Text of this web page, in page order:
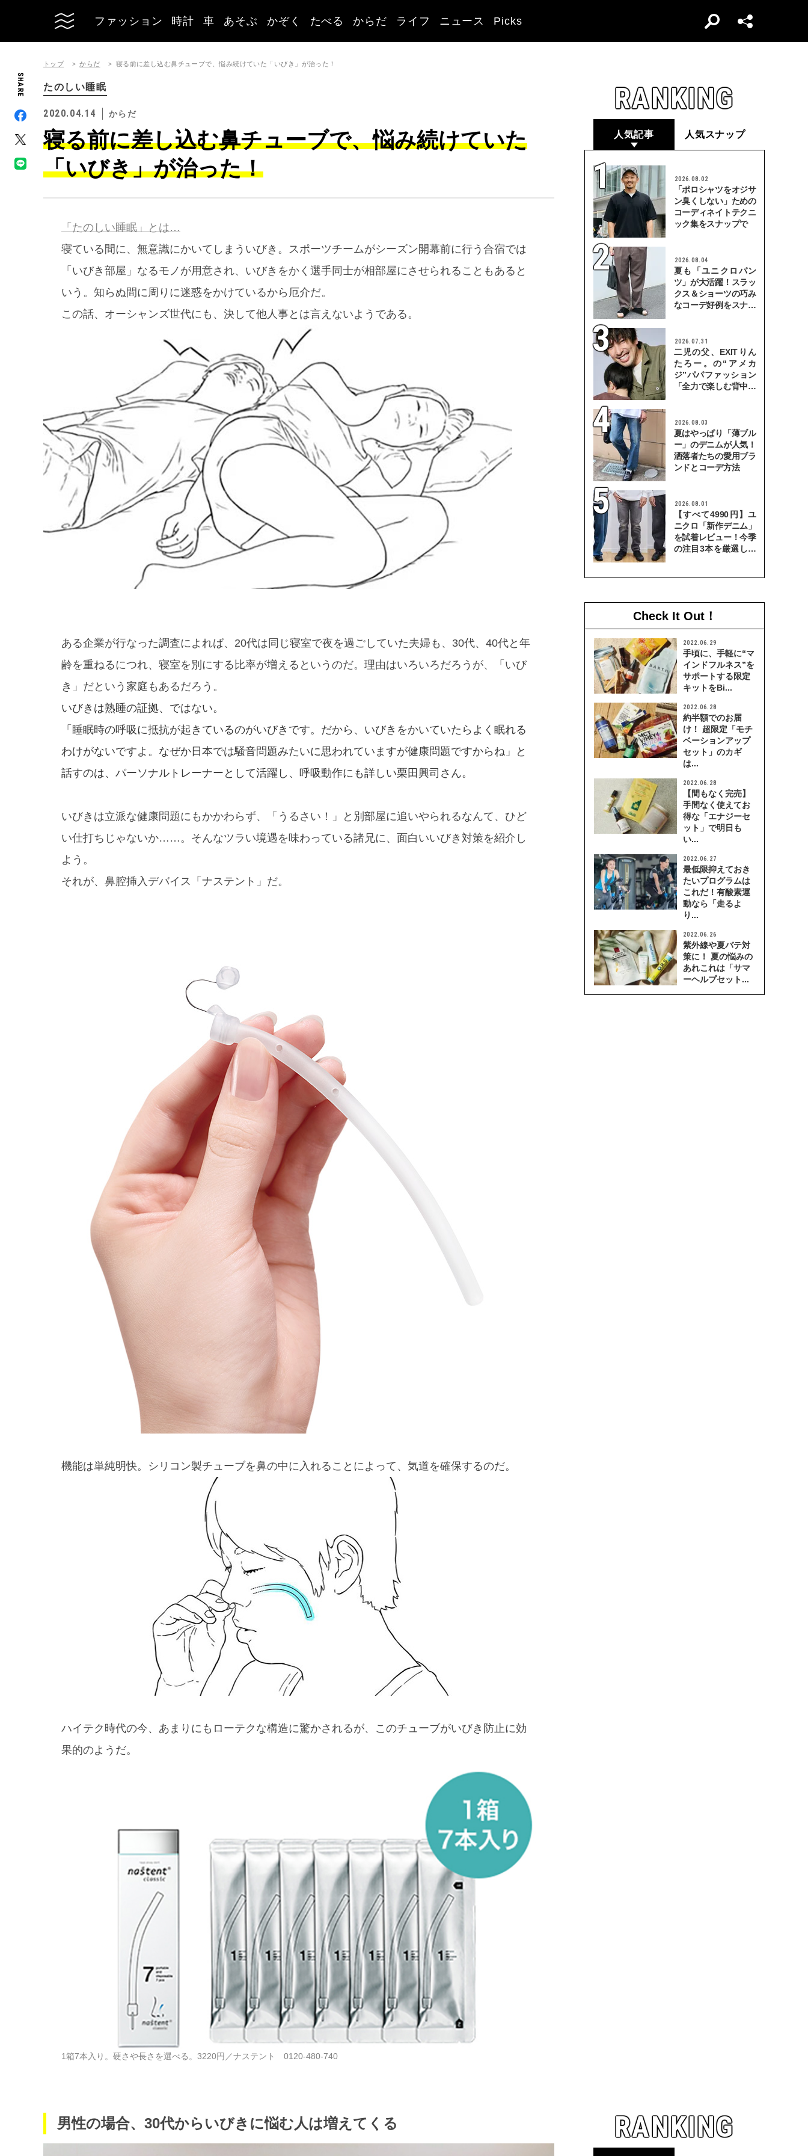
ファッション 時計 車 あそぶ かぞく たべる からだ ライフ ニュース Picks
SHARE
トップ からだ 寝る前に差し込む鼻チューブで、悩み続けていた「いびき」が治った！
たのしい睡眠
2020.04.14 からだ
寝る前に差し込む鼻チューブで、悩み続けていた
「いびき」が治った！
「たのしい睡眠」とは…
寝ている間に、無意識にかいてしまういびき。スポーツチームがシーズン開幕前に行う合宿では
「いびき部屋」なるモノが用意され、いびきをかく選手同士が相部屋にさせられることもあると
いう。知らぬ間に周りに迷惑をかけているから厄介だ。
この話、オーシャンズ世代にも、決して他人事とは言えないようである。
ある企業が行なった調査によれば、20代は同じ寝室で夜を過ごしていた夫婦も、30代、40代と年
齢を重ねるにつれ、寝室を別にする比率が増えるというのだ。理由はいろいろだろうが、「いび
き」だという家庭もあるだろう。
いびきは熟睡の証拠、ではない。
「睡眠時の呼吸に抵抗が起きているのがいびきです。だから、いびきをかいていたらよく眠れる
わけがないですよ。なぜか日本では騒音問題みたいに思われていますが健康問題ですからね」と
話すのは、パーソナルトレーナーとして活躍し、呼吸動作にも詳しい栗田興司さん。
いびきは立派な健康問題にもかかわらず、「うるさい！」と別部屋に追いやられるなんて、ひど
い仕打ちじゃないか……。そんなツラい境遇を味わっている諸兄に、面白いいびき対策を紹介し
よう。
それが、鼻腔挿入デバイス「ナステント」だ。
機能は単純明快。シリコン製チューブを鼻の中に入れることによって、気道を確保するのだ。
ハイテク時代の今、あまりにもローテクな構造に驚かされるが、このチューブがいびき防止に効
果的のようだ。
1箱7本入り。硬さや長さを選べる。3220円／ナステント 0120-480-740
RANKING
人気記事 人気スナップ
2026.08.02
「ポロシャツをオジサ
ン臭くしない」ための
コーディネイトテクニ
ック集をスナップで
2026.08.04
夏も「ユニクロパン
ツ」が大活躍！スラッ
クス＆ショーツの巧み
なコーデ好例をスナッ
2026.07.31
二児の父、EXITりん
たろー。の“アメカ
ジ”パパファッション
「全力で楽しむ背中を
2026.08.03
夏はやっぱり「薄ブル
ー」のデニムが人気！
洒落者たちの愛用ブラ
ンドとコーデ方法
2026.08.01
【すべて4990円】ユ
ニクロ「新作デニム」
を試着レビュー！今季
の注目3本を厳選して
Check It Out！
2022.06.29
手頃に、手軽に“マ
インドフルネス”を
サポートする限定
キットをBi...
2022.06.28
約半額でのお届
け！ 超限定「モチ
ベーションアップ
セット」のカギ
は...
2022.06.28
【間もなく完売】
手間なく使えてお
得な「エナジーセ
ット」で明日も
い...
2022.06.27
最低限抑えておき
たいプログラムは
これだ！有酸素運
動なら「走るよ
り...
2022.06.26
紫外線や夏バテ対
策に！ 夏の悩みの
あれこれは「サマ
ーヘルプセット...
男性の場合、30代からいびきに悩む人は増えてくる RANKING